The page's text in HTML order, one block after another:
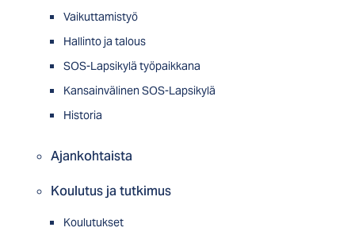
Vaikuttamistyö
Hallinto ja talous
SOS-Lapsikylä työpaikkana
Kansainvälinen SOS-Lapsikylä
Historia
Ajankohtaista
Koulutus ja tutkimus
Koulutukset